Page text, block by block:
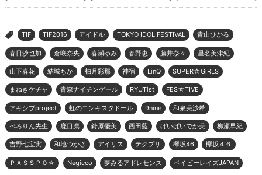
> TIF TIF2016 アイドル TOKYO IDOL FESTIVAL 青山ひかる
春日沙也加 倉咲奈央 春瀬ゆみ 春野恵 藤井奈々 星名美津紀
山下春花 結城ちか 柚月彩那 神宿 LinQ SUPER☆GiRLS
まねきケチャ 青森ナイチンゲール RYUTist FES☆TIVE
アキシブproject 虹のコンキスタドール 9nine 和泉美沙希
ぺろりん先生 鹿目凛 鈴原優美 西田藍 ぱいぱいでか美 柳瀬早紀
吉野七宝実 和地つかさ アイリス テクプリ 欅坂46 欅坂４６
ＰＡＳＳＰＯ☆ Negicco 夢みるアドレセンス ベイビーレイズJAPAN